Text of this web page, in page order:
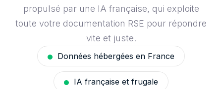
propulsé par une IA française, qui exploite
toute votre documentation RSE pour répondre
vite et juste.
Données hébergées en France
IA française et frugale